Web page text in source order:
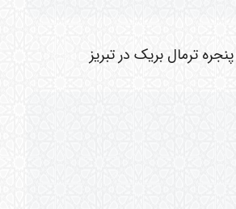
ترمال بریک در تبریز